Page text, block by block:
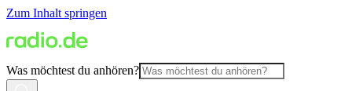
Zum Inhalt springen
Was möchtest du anhören?